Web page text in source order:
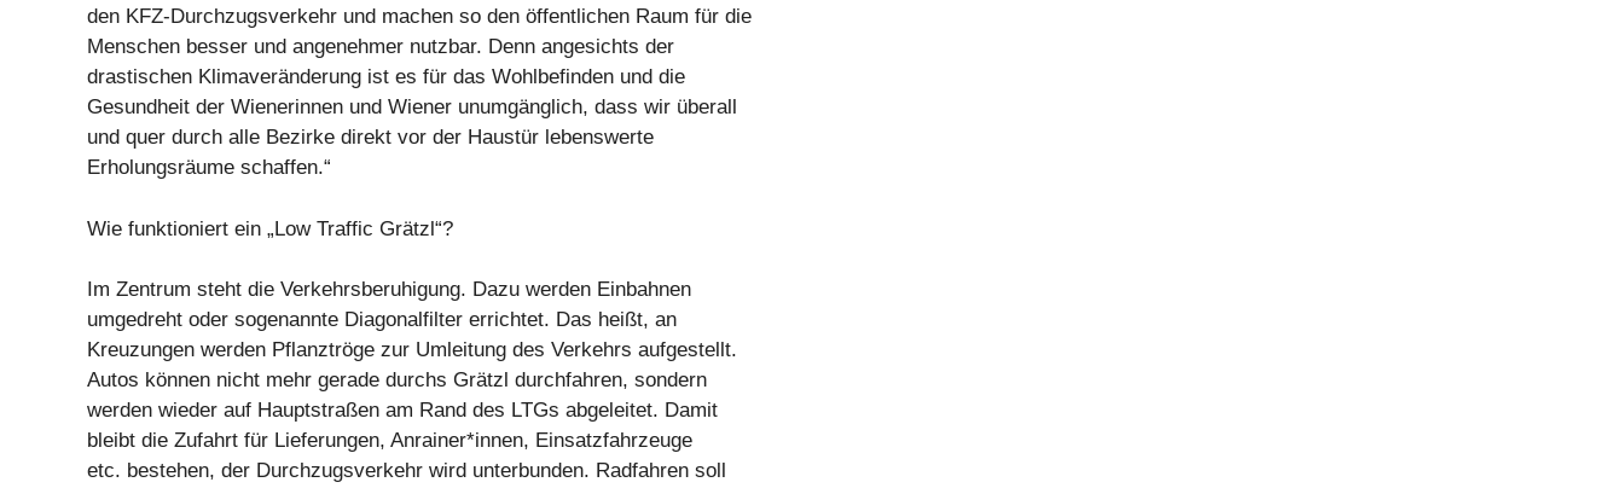
den KFZ-Durchzugsverkehr und machen so den öffentlichen Raum für die
Menschen besser und angenehmer nutzbar. Denn angesichts der
drastischen Klimaveränderung ist es für das Wohlbefinden und die
Gesundheit der Wienerinnen und Wiener unumgänglich, dass wir überall
und quer durch alle Bezirke direkt vor der Haustür lebenswerte
Erholungsräume schaffen.“
Wie funktioniert ein „Low Traffic Grätzl“?
Im Zentrum steht die Verkehrsberuhigung. Dazu werden Einbahnen
umgedreht oder sogenannte Diagonalfilter errichtet. Das heißt, an
Kreuzungen werden Pflanztröge zur Umleitung des Verkehrs aufgestellt.
Autos können nicht mehr gerade durchs Grätzl durchfahren, sondern
werden wieder auf Hauptstraßen am Rand des LTGs abgeleitet. Damit
bleibt die Zufahrt für Lieferungen, Anrainer*innen, Einsatzfahrzeuge
etc. bestehen, der Durchzugsverkehr wird unterbunden. Radfahren soll